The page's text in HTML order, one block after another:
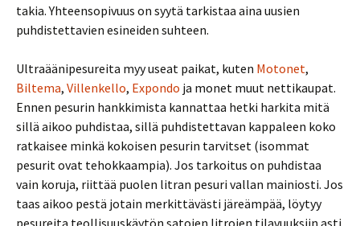
takia. Yhteensopivuus on syytä tarkistaa aina uusien
puhdistettavien esineiden suhteen.
Ultraäänipesureita myy useat paikat, kuten Motonet,
Biltema, Villenkello, Expondo ja monet muut nettikaupat.
Ennen pesurin hankkimista kannattaa hetki harkita mitä
sillä aikoo puhdistaa, sillä puhdistettavan kappaleen koko
ratkaisee minkä kokoisen pesurin tarvitset (isommat
pesurit ovat tehokkaampia). Jos tarkoitus on puhdistaa
vain koruja, riittää puolen litran pesuri vallan mainiosti. Jos
taas aikoo pestä jotain merkittävästi järeämpää, löytyy
pesureita teollisuuskäytön satojen litrojen tilavuuksiin asti